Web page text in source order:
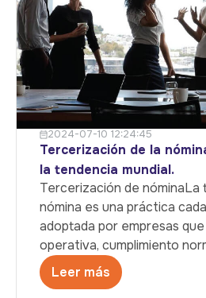
2024-07-10 12:24:45
Tercerización de la
la tendencia mundial.
Tercerización de nóminaLa
nómina es una práctica
adoptada por empresas
operativa, cumplimiento
Leer más